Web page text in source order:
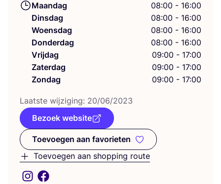
Maandag
08:00 - 16:00
Dinsdag
08:00 - 16:00
Woensdag
08:00 - 16:00
Donderdag
08:00 - 16:00
Vrijdag
09:00 - 17:00
Zaterdag
09:00 - 17:00
Zondag
09:00 - 17:00
Laat­ste wij­zi­ging: 20/06/2023
Bezoek website
Toevoegen aan favorieten
Toevoegen aan favorieten
Toevoegen aan shopping route